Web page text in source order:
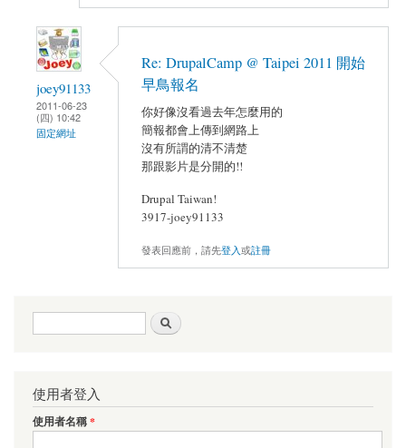
joey91133
2011-06-23
(四) 10:42
固定網址
Re: DrupalCamp @ Taipei 2011 開始
早鳥報名
你好像沒看過去年怎麼用的
簡報都會上傳到網路上
沒有所謂的清不清楚
那跟影片是分開的!!
Drupal Taiwan!
3917-joey91133
發表回應前，請先登入或註冊
搜尋表單
使用者登入
使用者名稱*